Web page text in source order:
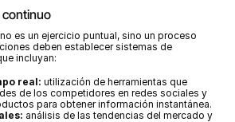
continuo
es un ejercicio puntual, sino un proceso
deben establecer sistemas de
incluyan:
real: utilización de herramientas que
de los competidores en redes sociales y
para obtener información instantánea.
análisis de las tendencias del mercado y